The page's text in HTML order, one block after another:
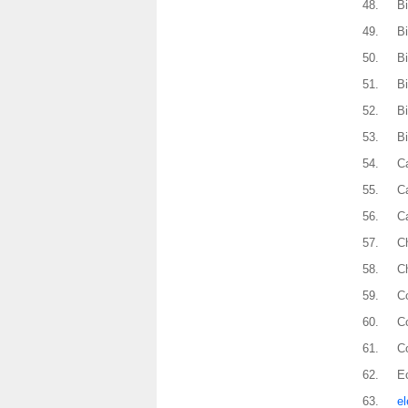
48.
49.
50.
51.
52.
53.
54.
55.
56.
57.
58.
59.
60.
61.
62.
63.